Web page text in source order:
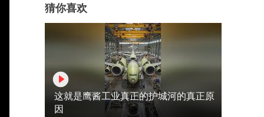
猜你喜欢
这就是鹰酱工业真正的护城河的真正原
因